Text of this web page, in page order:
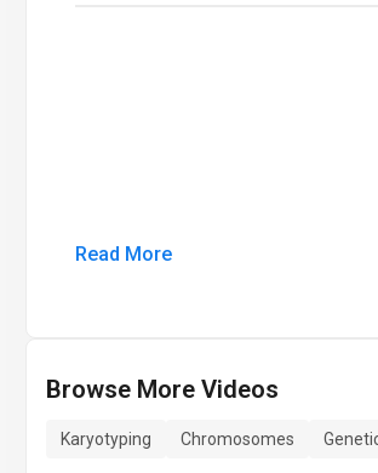
Read More
Browse More Videos
Karyotyping Chromosomes